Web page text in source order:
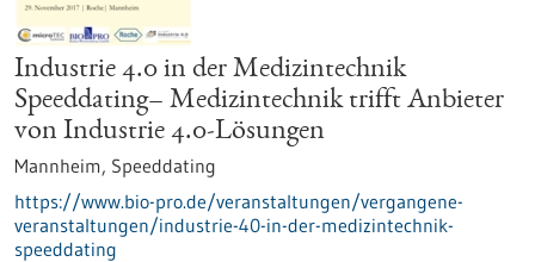
Industrie 4.0 in der Medizintechnik
Speeddating– Medizintechnik trifft Anbieter
von Industrie 4.0-Lösungen
Mannheim, Speeddating
https://www.bio-pro.de/veranstaltungen/vergangene-
veranstaltungen/industrie-40-in-der-medizintechnik-
speeddating